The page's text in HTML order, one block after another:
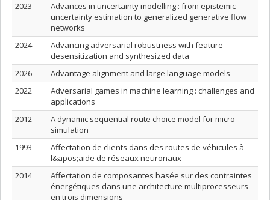
2023
Advances in uncertainty modelling : from epistemic
uncertainty estimation to generalized generative flow
networks
2024
Advancing adversarial robustness with feature
desensitization and synthesized data
2026
Advantage alignment and large language models
2022
Adversarial games in machine learning : challenges and
applications
2012
A dynamic sequential route choice model for micro-
simulation
1993
Affectation de clients dans des routes de véhicules à
l&apos;aide de réseaux neuronaux
2014
Affectation de composantes basée sur des contraintes
énergétiques dans une architecture multiprocesseurs
en trois dimensions